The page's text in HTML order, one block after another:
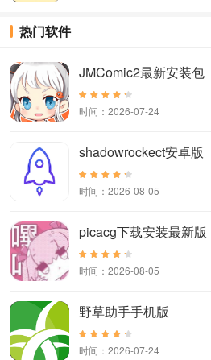
热门软件
JMComic2最新安装包
时间：2026-07-24
shadowrockect安卓版
时间：2026-08-05
picacg下载安装最新版
时间：2026-08-05
野草助手手机版
时间：2026-07-24